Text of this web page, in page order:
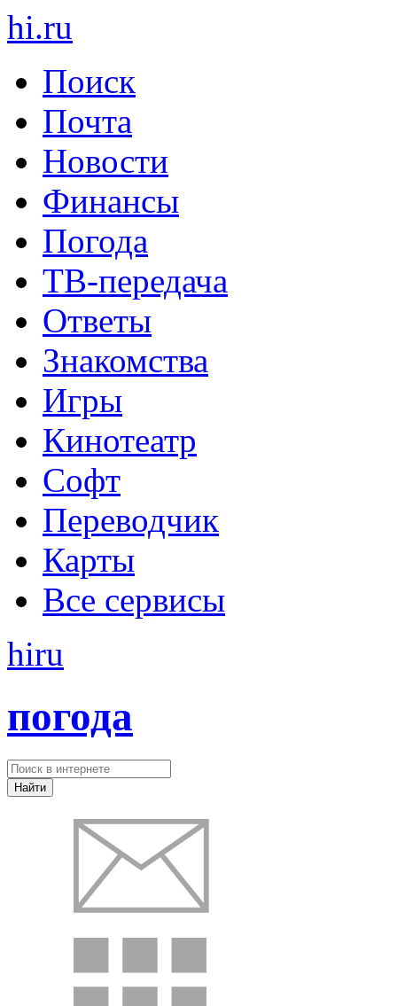
hi.ru
Поиск
Почта
Новости
Финансы
Погода
ТВ-передача
Ответы
Знакомства
Игры
Кинотеатр
Софт
Переводчик
Карты
Все сервисы
hiru
погода
Найти